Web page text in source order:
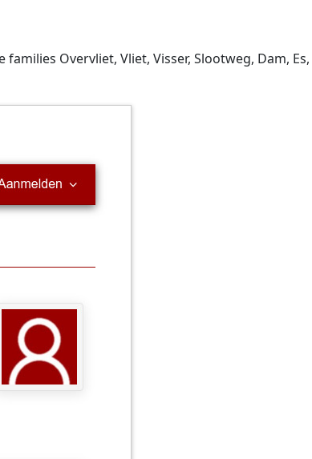
Overvliet, Vliet, Visser, Slootweg, Dam,